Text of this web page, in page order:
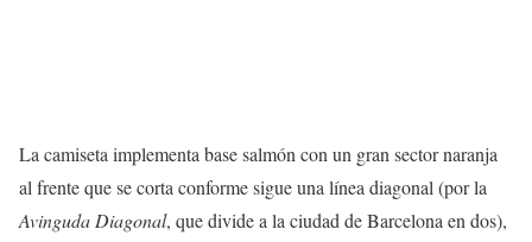
La camiseta implementa base salmón con un gran sector naranja
al frente que se corta conforme sigue una línea diagonal (por la
Avinguda Diagonal, que divide a la ciudad de Barcelona en dos),